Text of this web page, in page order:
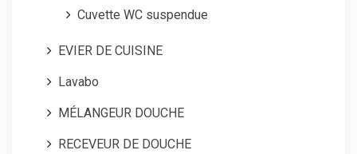
Cuvette WC suspendue
EVIER DE CUISINE
Lavabo
MÉLANGEUR DOUCHE
RECEVEUR DE DOUCHE